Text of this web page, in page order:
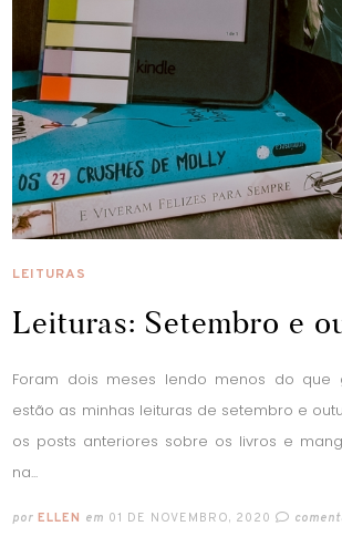
LEITURAS
Leituras: Setembro e
Foram dois meses lendo menos do que
estão as minhas leituras de setembro e
os posts anteriores sobre os livros e
na...
por ELLEN em 01 DE NOVEMBRO, 2020